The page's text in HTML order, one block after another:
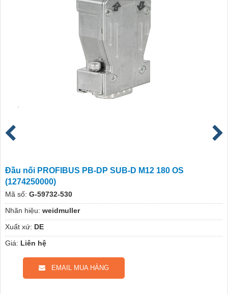
Đầu nối PROFIBUS PB-DP SUB-D M12 180 OS
(1274250000)
Mã số: G-59732-530
Nhãn hiệu: weidmuller
Xuất xứ: DE
Giá: Liên hệ
EMAIL MUA HÀNG